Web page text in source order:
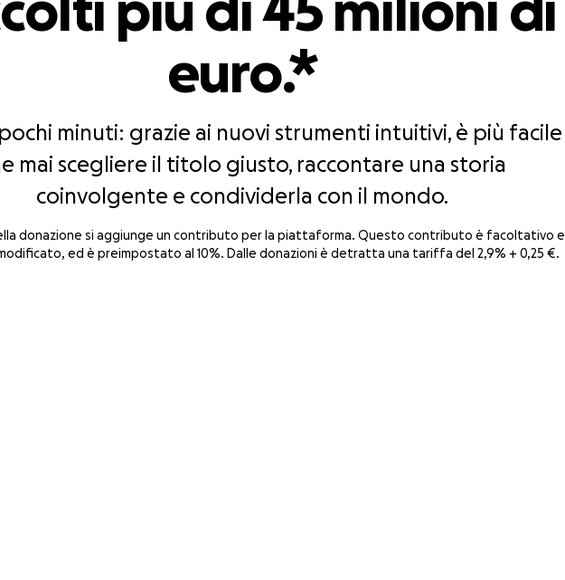
euro.*
minuti: grazie ai nuovi strumenti intuitivi, è più facile
mai scegliere il titolo giusto, raccontare una storia
coinvolgente e condividerla con il mondo.
donazione si aggiunge un contributo per la piattaforma. Questo contributo è facoltativo e
ed è preimpostato al 10%. Dalle donazioni è detratta una tariffa del 2,9% + 0,25 €.